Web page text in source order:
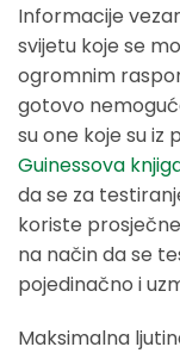
Informacije
svijetu koje se
ogromnim
gotovo
su one koje su iz
Guinessova
da se za
koriste
na način da se
pojedinačno i
Maksimalna